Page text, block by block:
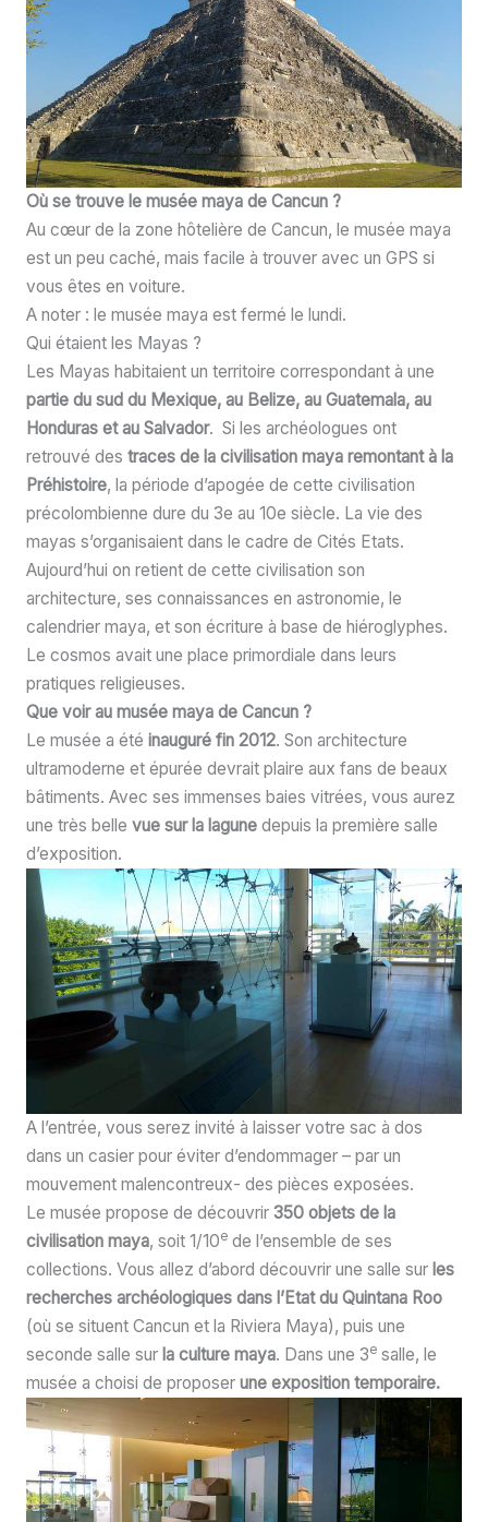
Où se trouve le musée maya de Cancun ?
Au cœur de la zone hôtelière de Cancun, le musée maya
est un peu caché, mais facile à trouver avec un GPS si
vous êtes en voiture.
A noter : le musée maya est fermé le lundi.
Qui étaient les Mayas ?
Les Mayas habitaient un territoire correspondant à une
partie du sud du Mexique, au Belize, au Guatemala, au
Honduras et au Salvador. Si les archéologues ont
retrouvé des traces de la civilisation maya remontant à la
Préhistoire, la période d’apogée de cette civilisation
précolombienne dure du 3e au 10e siècle. La vie des
mayas s’organisaient dans le cadre de Cités Etats.
Aujourd’hui on retient de cette civilisation son
architecture, ses connaissances en astronomie, le
calendrier maya, et son écriture à base de hiéroglyphes.
Le cosmos avait une place primordiale dans leurs
pratiques religieuses.
Que voir au musée maya de Cancun ?
Le musée a été inauguré fin 2012. Son architecture
ultramoderne et épurée devrait plaire aux fans de beaux
bâtiments. Avec ses immenses baies vitrées, vous aurez
une très belle vue sur la lagunedepuis la première salle
d’exposition.
A l’entrée, vous serez invité à laisser votre sac à dos
dans un casier pour éviter d’endommager – par un
mouvement malencontreux- des pièces exposées.
Le musée propose de découvrir 350 objets de la
civilisation maya, soit 1/10ede l’ensemble de ses
collections. Vous allez d’abord découvrir une salle sur les
recherches archéologiques dans l’Etat du Quintana Roo
(où se situent Cancun et la Riviera Maya), puis une
seconde salle surla culture maya. Dans une 3esalle, le
musée a choisi de proposerune exposition temporaire.